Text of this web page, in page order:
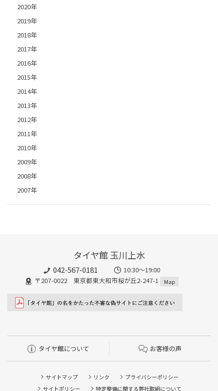
2020年
2019年
2018年
2017年
2016年
2015年
2014年
2013年
2012年
2011年
2010年
2009年
2008年
2007年
タイヤ館 玉川上水
042-567-0181
10:30～19:00
〒207-0022 東京都東大和市桜が丘2-247-1
Map
タイヤ館について お客様の声
サイトマップ リンク
プライバシーポリシー
サイトポリシー
特定整備に関する弊社取組について